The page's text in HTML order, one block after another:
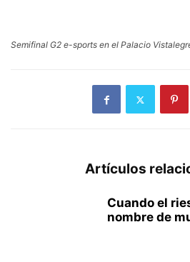
Semifinal G2 e-sports en el Palacio
Artículos
Cuando el
nombre de